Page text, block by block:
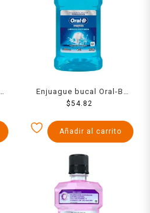
Enjuague bucal Oral-B
Complete con flúor
$54.82
Añadir al carrito